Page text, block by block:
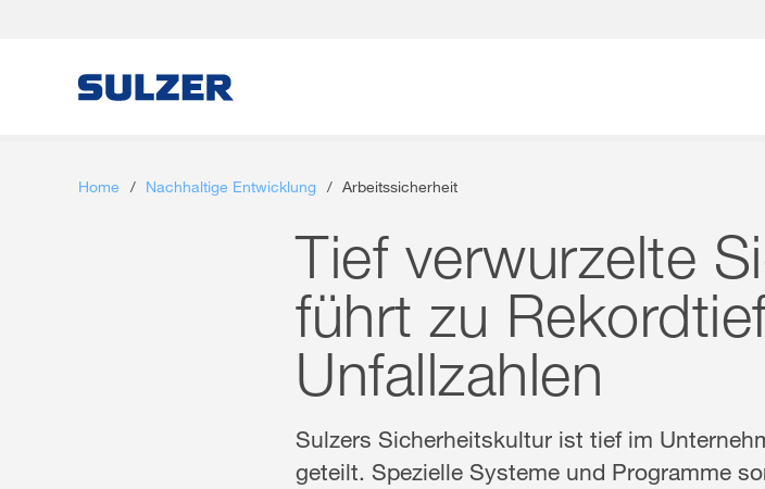
Corporate governance (English only)
Home / Nachhaltige Entwicklung / Arbeitssicherheit
Tief verwurzelte
führt zu
Unfallzahlen
Sulzers Sicherheitskultur ist tief im
geteilt. Spezielle Systeme und Programme